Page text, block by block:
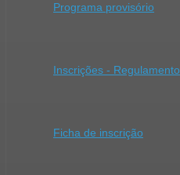
Programa provisório
Inscrições - Regulamento
Ficha de inscrição